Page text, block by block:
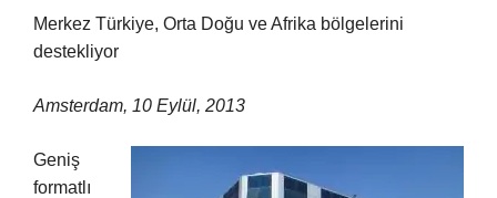
Merkez Türkiye, Orta Doğu ve Afrika bölgelerini
destekliyor
Amsterdam, 10 Eylül, 2013
Geniş
formatlı